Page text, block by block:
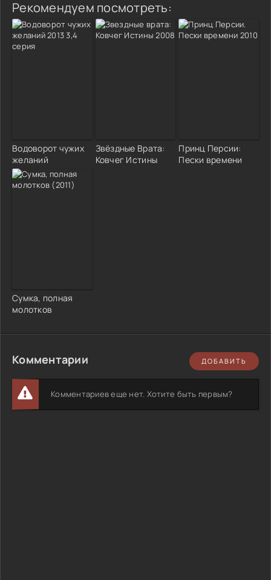
Рекомендуем посмотреть:
Водоворот чужих
желаний
Звёздные Врата:
Ковчег Истины
Принц Персии:
Пески времени
Сумка, полная
молотков
Комментарии ДОБАВИТЬ
Комментариев еще нет. Хотите быть первым?